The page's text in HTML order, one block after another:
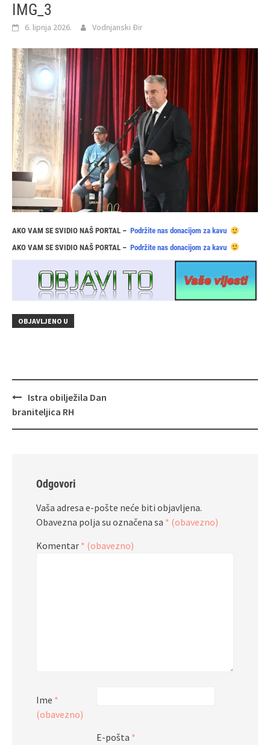
IMG_3
6. lipnja 2026. Vodnjanski Đir
AKO VAM SE SVIDIO NAŠ PORTAL – Podržite nas donacijom za kavu
AKO VAM SE SVIDIO NAŠ PORTAL – Podržite nas donacijom za kavu
OBJAVLJENO U
Navigacija
objava
Istra obilježila Dan
braniteljica RH
Odgovori
Vaša adresa e-pošte neće biti objavljena.
Obavezna polja su označena sa * (obavezno)
Komentar * (obavezno)
Ime *
(obavezno)
E-pošta *